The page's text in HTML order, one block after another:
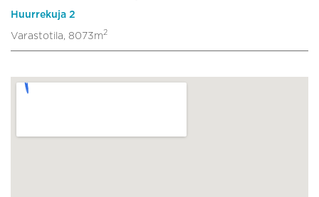
Huurrekuja 2
Varastotila, 8073m2